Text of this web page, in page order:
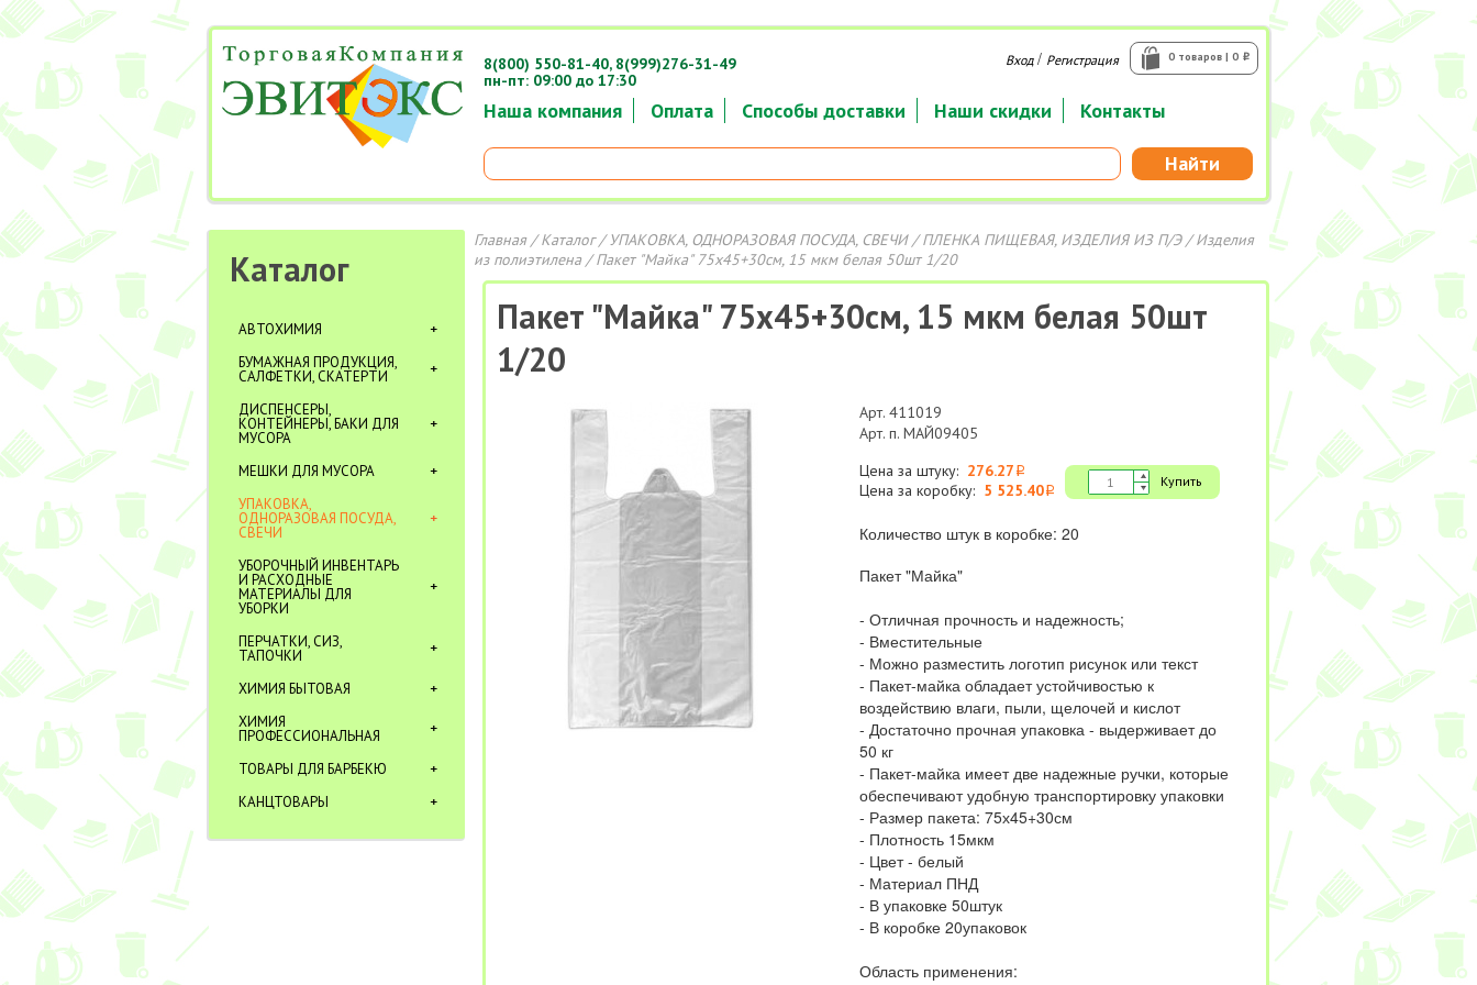
Наша компания Оплата Способы доставки Наши скидки Контакты
Найти
0 товаров | 0 i
Вход/ Регистрация
8(800) 550-81-40, 8(999)276-31-49
пн-пт: 09:00 до 17:30
Каталог
АВТОХИМИЯ
БУМАЖНАЯ ПРОДУКЦИЯ,
САЛФЕТКИ, СКАТЕРТИ
ДИСПЕНСЕРЫ,
КОНТЕЙНЕРЫ, БАКИ ДЛЯ
МУСОРА
МЕШКИ ДЛЯ МУСОРА
УПАКОВКА,
ОДНОРАЗОВАЯ ПОСУДА,
СВЕЧИ
УБОРОЧНЫЙ ИНВЕНТАРЬ
И РАСХОДНЫЕ
МАТЕРИАЛЫ ДЛЯ
УБОРКИ
ПЕРЧАТКИ, СИЗ,
ТАПОЧКИ
ХИМИЯ БЫТОВАЯ
ХИМИЯ
ПРОФЕССИОНАЛЬНАЯ
ТОВАРЫ ДЛЯ БАРБЕКЮ
КАНЦТОВАРЫ
Главная/Каталог/УПАКОВКА, ОДНОРАЗОВАЯ ПОСУДА, СВЕЧИ/ПЛЕНКА ПИЩЕВАЯ, ИЗДЕЛИЯ ИЗ П/Э/Изделия
из полиэтилена/ Пакет "Майка" 75х45+30см, 15 мкм белая 50шт 1/20
Пакет "Майка" 75х45+30см, 15 мкм белая 50шт
1/20
Арт. 411019
Арт. п. МАЙ09405
Цена за штуку: 276.27 i
Цена за коробку: 5 525.40i
Купить
Количество штук в коробке: 20
Пакет "Майка"
- Отличная прочность и надежность;
- Вместительные
- Можно разместить логотип рисунок или текст
- Пакет-майка обладает устойчивостью к
воздействию влаги, пыли, щелочей и кислот
- Достаточно прочная упаковка - выдерживает до
50 кг
- Пакет-майка имеет две надежные ручки, которые
обеспечивают удобную транспортировку упаковки
- Размер пакета: 75х45+30см
- Плотность 15мкм
- Цвет - белый
- Материал ПНД
- В упаковке 50штук
- В коробке 20упаковок
Область применения: